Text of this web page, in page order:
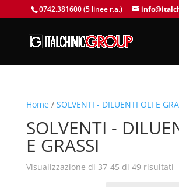
0742.381600 (5 linee r.a.)
Home/ SOLVENTI - DILUENTI OLI E
SOLVENTI -
E GRASSI
Visualizzazione di 37-45 di 49 risultati